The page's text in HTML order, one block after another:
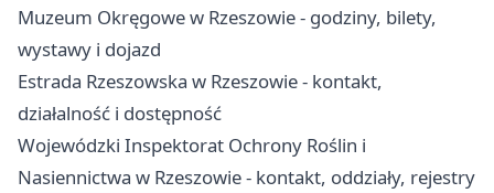
Muzeum Okręgowe w Rzeszowie - godziny, bilety,
wystawy i dojazd
Estrada Rzeszowska w Rzeszowie - kontakt,
działalność i dostępność
Wojewódzki Inspektorat Ochrony Roślin i
Nasiennictwa w Rzeszowie - kontakt, oddziały, rejestry